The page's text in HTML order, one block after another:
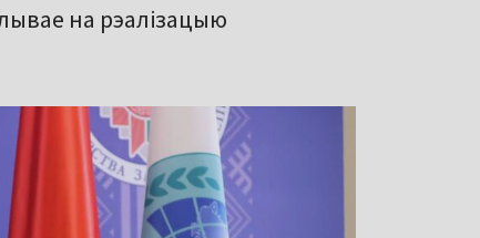
на рэалізацыю